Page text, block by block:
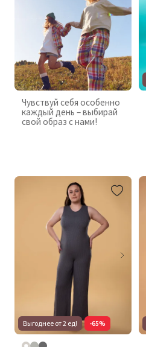
Чувствуй себя особенно
каждый день – выбирай
свой образ с нами!
Выгоднее от 2 ед! -65%